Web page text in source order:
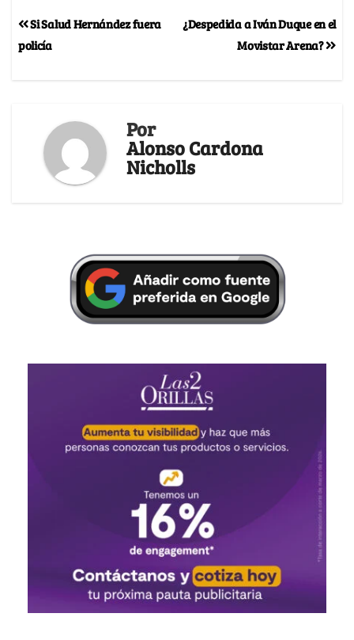
¿Despedida a Iván Duque en el
Movistar Arena?
Si Salud Hernández fuera
policía
Por
Alonso Cardona
Nicholls